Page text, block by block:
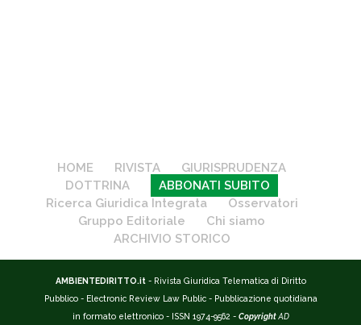
HOME RIVISTA
GIURISPRUDENZA
DOTTRINA
ABBONATI SUBITO
Ricerca Giuridica Integrata
Osservatori
Gruppo Editoriale
Chi siamo
ARCHIVIO STORICO
AMBIENTEDIRITTO.it - Rivista Giuridica Telematica di Diritto
Pubblico - Electronic Review Law Public - Pubblicazione quotidiana
in formato elettronico - ISSN 1974-9562 - Copyright AD